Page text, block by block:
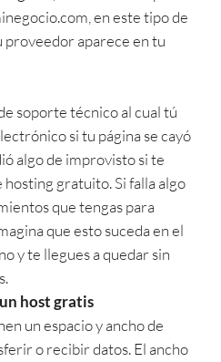
en este tipo de
aparece en tu
soporte técnico al cual tú
si tu página se cayó
algo de improvisto si te
gratuito. Si falla algo
que tengas para
que esto suceda en el
y te llegues a quedar sin
host gratis
un espacio y ancho de
o recibir datos. El ancho